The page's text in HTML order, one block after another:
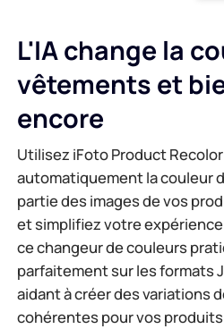
L'IA change la
vêtements et
encore
Utilisez iFoto Product
automatiquement la couleur
partie des images de vos
et simplifiez votre
ce changeur de couleurs
parfaitement sur les formats
aidant à créer des variations
cohérentes pour vos